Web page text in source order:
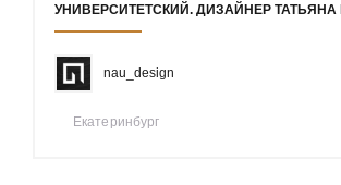
УНИВЕРСИТЕТСКИЙ. ДИЗАЙНЕР
nau_design
Екатеринбург